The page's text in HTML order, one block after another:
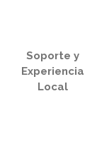
Soporte y
Experiencia
Local